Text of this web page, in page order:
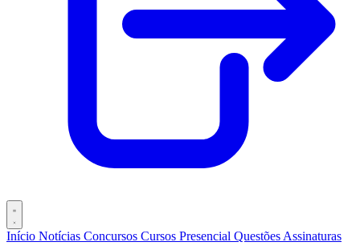
Início Notícias Concursos Cursos Presencial Questões Assinaturas